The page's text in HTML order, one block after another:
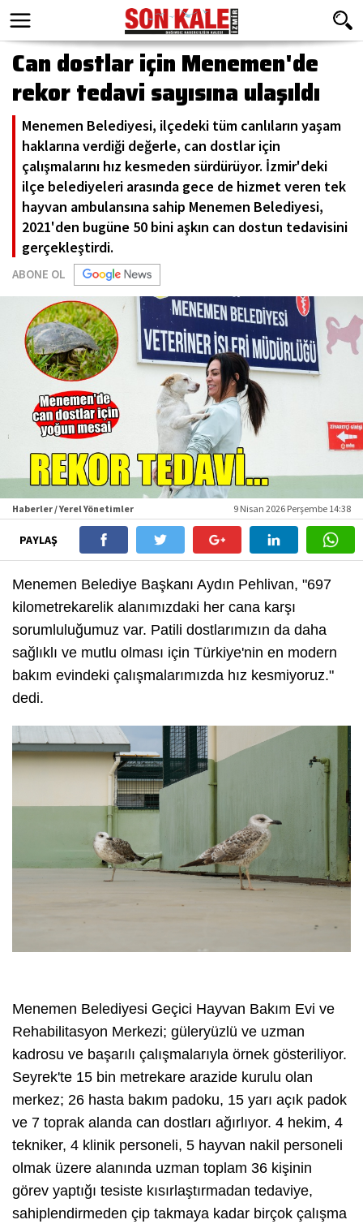
Can dostlar için Menemen'de
rekor tedavi sayısına ulaşıldı
Menemen Belediyesi, ilçedeki tüm canlıların yaşam
haklarına verdiği değerle, can dostlar için
çalışmalarını hız kesmeden sürdürüyor. İzmir'deki
ilçe belediyeleri arasında gece de hizmet veren tek
hayvan ambulansına sahip Menemen Belediyesi,
2021'den bugüne 50 bini aşkın can dostun tedavisini
gerçekleştirdi.
ABONE OL
Haberler / Yerel Yönetimler 9 Nisan 2026 Perşembe 14:38
PAYLAŞ
Menemen Belediye Başkanı Aydın Pehlivan, "697
kilometrekarelik alanımızdaki her cana karşı
sorumluluğumuz var. Patili dostlarımızın da daha
sağlıklı ve mutlu olması için Türkiye'nin en modern
bakım evindeki çalışmalarımızda hız kesmiyoruz."
dedi.
Menemen Belediyesi Geçici Hayvan Bakım Evi ve
Rehabilitasyon Merkezi; güleryüzlü ve uzman
kadrosu ve başarılı çalışmalarıyla örnek gösteriliyor.
Seyrek'te 15 bin metrekare arazide kurulu olan
merkez; 26 hasta bakım padoku, 15 yarı açık padok
ve 7 toprak alanda can dostları ağırlıyor. 4 hekim, 4
tekniker, 4 klinik personeli, 5 hayvan nakil personeli
olmak üzere alanında uzman toplam 36 kişinin
görev yaptığı tesiste kısırlaştırmadan tedaviye,
sahiplendirmeden çip takmaya kadar birçok çalışma